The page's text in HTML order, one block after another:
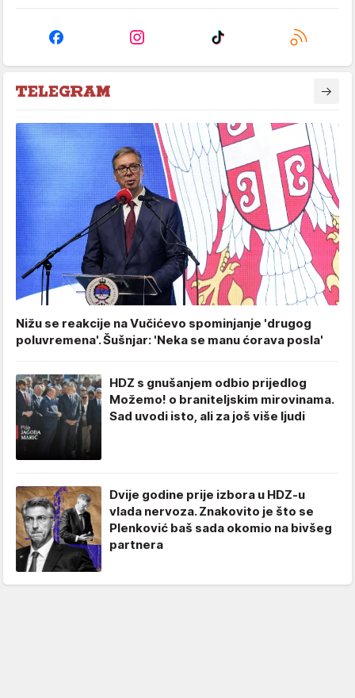
Nižu se reakcije na Vučićevo spominjanje 'drugog
poluvremena'. Šušnjar: 'Neka se manu ćorava posla'
HDZ s gnušanjem odbio prijedlog
Možemo! o braniteljskim mirovinama.
Sad uvodi isto, ali za još više ljudi
Dvije godine prije izbora u HDZ-u
vlada nervoza. Znakovito je što se
Plenković baš sada okomio na bivšeg
partnera